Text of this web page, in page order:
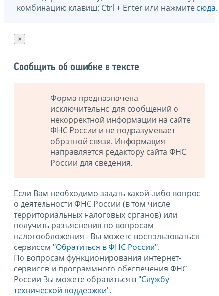
комбинацию клавиш: Ctrl + Enter или нажмите сюда.
×
Сообщить об ошибке в тексте
Форма предназначена
исключительно для сообщений о
некорректной информации на сайте
ФНС России и не подразумевает
обратной связи. Информация
направляется редактору сайта ФНС
России для сведения.
Если Вам необходимо задать какой-либо вопрос
о деятельности ФНС России (в том числе
территориальных налоговых органов) или
получить разъяснения по вопросам
налогообложения - Вы можете воспользоваться
сервисом "Обратиться в ФНС России".
По вопросам функционирования интернет-
сервисов и программного обеспечения ФНС
России Вы можете обратиться в "Службу
технической поддержки".